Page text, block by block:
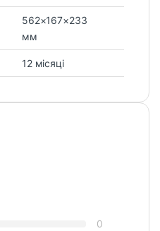
562×167×233
мм
12 місяці
0